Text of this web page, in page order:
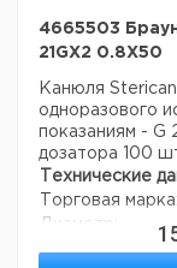
4665503
21GX2 0.8X50
Канюля
одноразового
показаниям - G
дозатора 100
Технические
Торговая марка:
Диаметр: